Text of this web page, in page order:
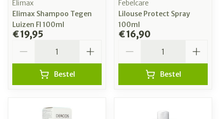
Elimax
Elimax Shampoo Tegen
Luizen Fl 100ml
€ 19,95
Bestel
Febelcare
Lilouse Protect Spray
100ml
€ 16,90
Bestel